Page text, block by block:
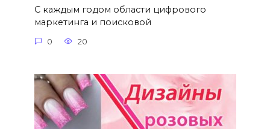
С каждым годом области цифрового
маркетинга и поисковой
0 20